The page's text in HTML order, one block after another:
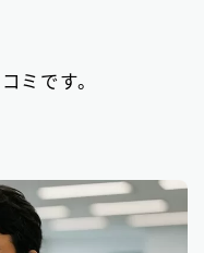
ミです。